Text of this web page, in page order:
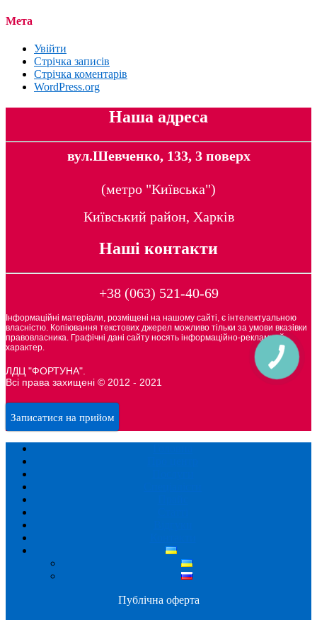
Мета
Увійти
Стрічка записів
Стрічка коментарів
WordPress.org
Наша адреса
вул.Шевченко, 133, 3 поверх
(метро "Київська")
Київський район, Харків
Наші контакти
+38 (063) 521-40-69
Інформаційні матеріали, розміщені на нашому сайті, є інтелектуальною
власністю. Копіювання текстових джерел можливо тільки за умови вказівки
правовласника. Графічні дані сайту носять інформаційно-рекламний
характер.
ЛДЦ "ФОРТУНА".
Всі права захищені © 2012 - 2021
Записатися на прийом
Публічна оферта